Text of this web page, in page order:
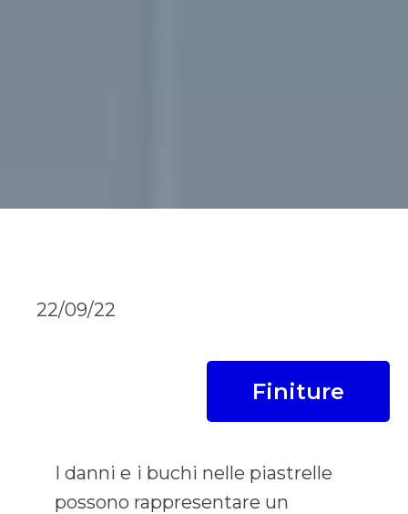
22/09/22
Finiture
I danni e i buchi nelle piastrelle
possono rappresentare un